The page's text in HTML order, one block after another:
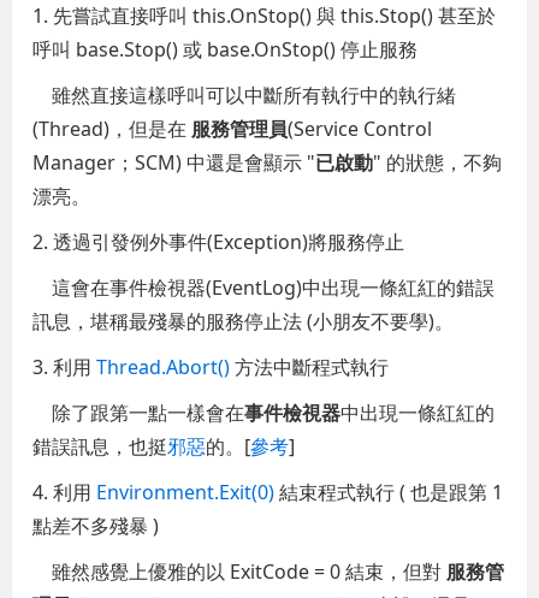
1. 先嘗試直接呼叫 this.OnStop() 與 this.Stop() 甚至於
呼叫 base.Stop() 或 base.OnStop() 停止服務
雖然直接這樣呼叫可以中斷所有執行中的執行緒
(Thread)，但是在 服務管理員(Service Control
Manager；SCM) 中還是會顯示 "已啟動" 的狀態，不夠
漂亮。
2. 透過引發例外事件(Exception)將服務停止
這會在事件檢視器(EventLog)中出現一條紅紅的錯誤
訊息，堪稱最殘暴的服務停止法 (小朋友不要學)。
3. 利用Thread.Abort()方法中斷程式執行
除了跟第一點一樣會在事件檢視器中出現一條紅紅的
錯誤訊息，也挺邪惡的。[參考]
4. 利用 Environment.Exit(0)結束程式執行 ( 也是跟第 1
點差不多殘暴 )
雖然感覺上優雅的以 ExitCode = 0 結束，但對 服務管